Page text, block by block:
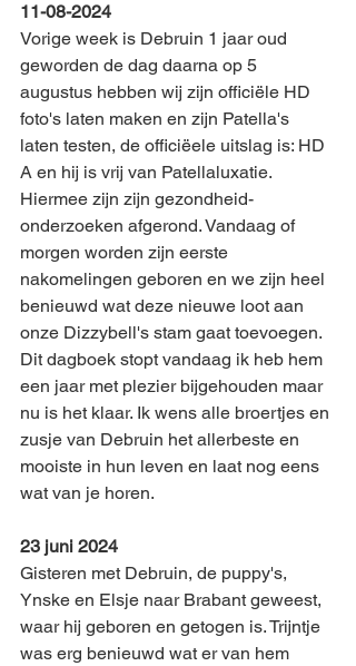
11-08-2024
Vorige week is Debruin 1 jaar oud
geworden de dag daarna op 5
augustus hebben wij zijn officiële HD
foto's laten maken en zijn Patella's
laten testen, de officiëele uitslag is: HD
A en hij is vrij van Patellaluxatie.
Hiermee zijn zijn gezondheid-
onderzoeken afgerond. Vandaag of
morgen worden zijn eerste
nakomelingen geboren en we zijn heel
benieuwd wat deze nieuwe loot aan
onze Dizzybell's stam gaat toevoegen.
Dit dagboek stopt vandaag ik heb hem
een jaar met plezier bijgehouden maar
nu is het klaar. Ik wens alle broertjes en
zusje van Debruin het allerbeste en
mooiste in hun leven en laat nog eens
wat van je horen.
23 juni 2024
Gisteren met Debruin, de puppy's,
Ynske en Elsje naar Brabant geweest,
waar hij geboren en getogen is. Trijntje
was erg benieuwd wat er van hem